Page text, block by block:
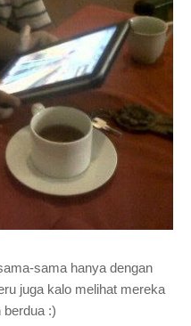
sama hanya dengan
juga kalo melihat mereka
:)